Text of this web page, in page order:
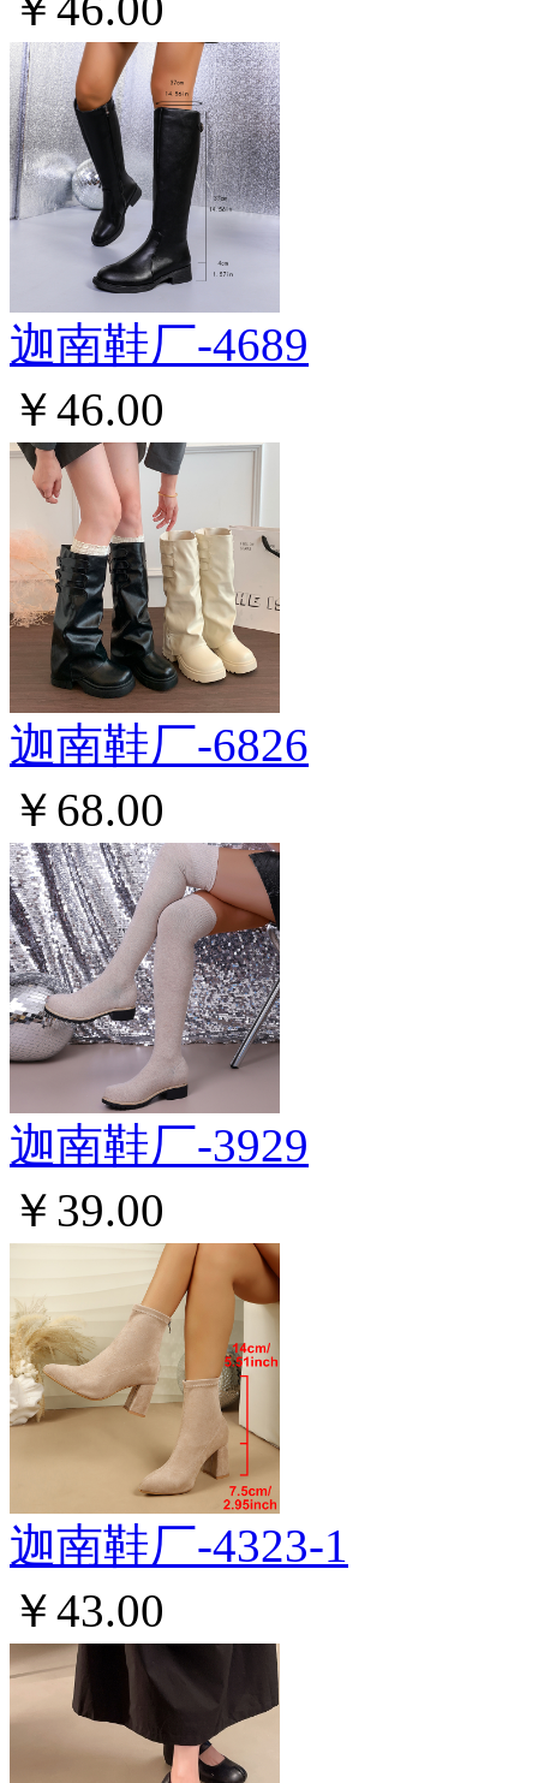
迦南鞋厂-4689
￥46.00
迦南鞋厂-6826
￥68.00
迦南鞋厂-3929
￥39.00
迦南鞋厂-4323-1
￥43.00